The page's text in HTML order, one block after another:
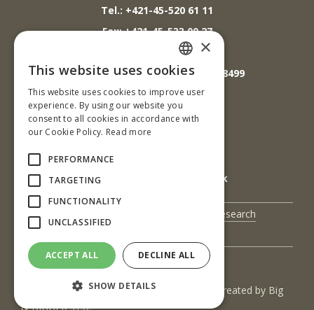
Tel.: +421-45-520 61 11
Fax: +421-45-533 00 27
E-mail: info@tuzvo.sk
GPS súradnice: 48.572024,19.118499
IČO: 00397440
DIČ: 2020474808
IČ DPH: SK2020474808
E-mail: podatelna@tuzvo.sk
UIS
Science and Research
(c) 2017 Technická univerzita vo Zvolene | Created by Big
& BIGGER s.r.o.
SLOVAK
ENGLISH
×
This website uses cookies
This website uses cookies to improve user
experience. By using our website you
consent to all cookies in accordance with
our Cookie Policy. Read more
PERFORMANCE
TARGETING
FUNCTIONALITY
UNCLASSIFIED
ACCEPT ALL DECLINE ALL
SHOW DETAILS